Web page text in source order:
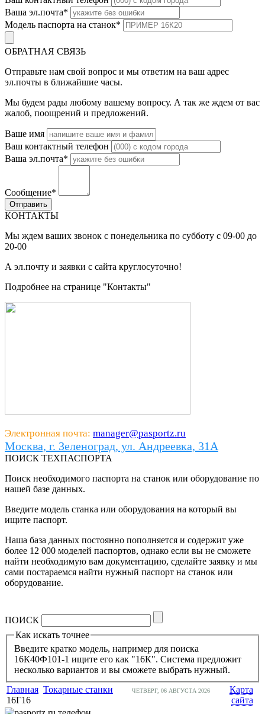
Ваша эл.почта*
Модель паспорта на станок*
ОБРАТНАЯ СВЯЗЬ
Отправьте нам свой вопрос и мы ответим на ваш адрес
эл.почты в ближайшие часы.
Мы будем рады любому вашему вопросу. А так же ждем от вас
жалоб, поощрений и предложений.
Ваше имя
Ваш контактный телефон
Ваша эл.почта*
Сообщение*
КОНТАКТЫ
Мы ждем ваших звонок с понедельника по субботу с 09-00 до
20-00
А эл.почту и заявки с сайта круглосуточно!
Подробнее на странице "Контакты"
Электронная почта: manager@pasportz.ru
Москва, г. Зеленоград, ул. Андреевка, 31А
ПОИСК ТЕХПАСПОРТА
Поиск необходимого паспорта на станок или оборудование по
нашей базе данных.
Введите модель станка или оборудования на который вы
ищите паспорт.
Наша база данных постоянно пополняется и содержит уже
более 12 000 моделей паспортов, однако если вы не сможете
найти необходимую вам документацию, сделайте заявку и мы
сами постараемся найти нужный паспорт на станок или
оборудование.
ПОИСК
Как искать точнее
Введите кратко модель, например для поиска
16К40Ф101-1 ищите его как "16К". Система предложит
несколько вариантов и вы сможете выбрать нужный.
Главная Токарные станки
16Г16
ЧЕТВЕРГ, 06 АВГУСТА 2026
Карта
сайта